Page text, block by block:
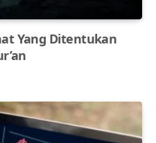
Yang Ditentukan